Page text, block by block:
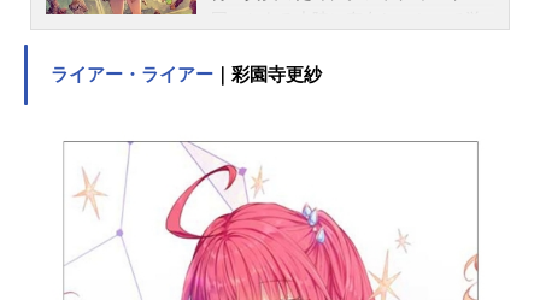
を寄せ付けないほどの発展を遂げて
いう。時は進み、数百年後─錬金術は
「滅亡を招く危険な術」とされ、
「悪」であり「禁忌」となった時
代。来る者拒む秘境と化した大陸
に、一人の錬金術士が足を踏み入れ
る。彼女の名はユミア・リースフェ
ライアー・ライアー ｜彩園寺更紗